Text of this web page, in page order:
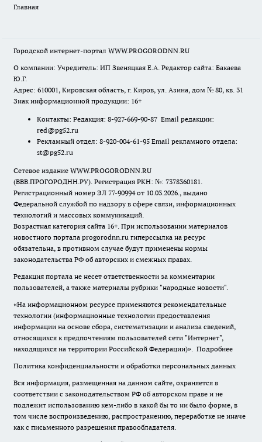
Главная
Городской интернет-портал WWW.PROGORODNN.RU
О компании: Учредитель: ИП Звеняцкая Е.А. Редактор сайта: Бакаева
Ю.Г.
Адрес: 610001, Кировская область, г. Киров, ул. Азина, дом № 80, кв. 31
Знак информационной продукции: 16+
Контакты: Редакция: 8-927-669-90-87 Email редакции:
red@pg52.ru
Рекламный отдел: 8-920-004-61-95 Email рекламного отдела:
st@pg52.ru
Сетевое издание WWW.PROGORODNN.RU
(ВВВ.ПРОГОРОДНН.РУ). Регистрация РКН: №: 7378360181.
Регистрационный номер ЭЛ 77-90994 от 10.03.2026., выдано
Федеральной службой по надзору в сфере связи, информационных
технологий и массовых коммуникаций.
Возрастная категория сайта 16+. При использовании материалов
новостного портала progorodnn.ru гиперссылка на ресурс
обязательна, в противном случае будут применены нормы
законодательства РФ об авторских и смежных правах.
Редакция портала не несет ответственности за комментарии
пользователей, а также материалы рубрики "народные новости".
«На информационном ресурсе применяются рекомендательные
технологии (информационные технологии предоставления
информации на основе сбора, систематизации и анализа сведений,
относящихся к предпочтениям пользователей сети "Интернет",
находящихся на территории Российской Федерации)». Подробнее
Политика конфиденциальности и обработки персональных данных
Вся информация, размещенная на данном сайте, охраняется в
соответствии с законодательством РФ об авторском праве и не
подлежит использованию кем-либо в какой бы то ни было форме, в
том числе воспроизведению, распространению, переработке не иначе
как с письменного разрешения правообладателя.